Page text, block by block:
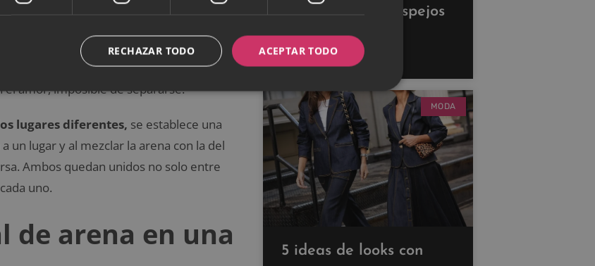
contrayentes utilizaban arena para sellar
de procedencia y después las
el amor, imposible de separarse.
lugares diferentes, se establece una
un lugar y al mezclar la arena con la del
Ambos quedan unidos no solo entre
uno.
de arena en una
decoración con espejos
para ampliar tus
espacios
MODA
5 ideas de looks con
ACEPTAR TODO
RECHAZAR TODO